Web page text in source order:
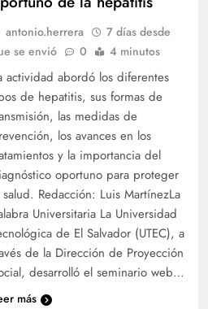
con instituciones de
y compañerismo: así se
UTEC
antonio.herrera
7 días desde
se envió
0 4 minutos
actividad abordó los diferentes
de hepatitis, sus formas de
las medidas de
los avances en los
y la importancia del
oportuno para proteger
salud. Redacción: Luis MartínezLa
Universitaria La Universidad
de El Salvador (UTEC), a
de la Dirección de Proyección
desarrolló el seminario web…
más